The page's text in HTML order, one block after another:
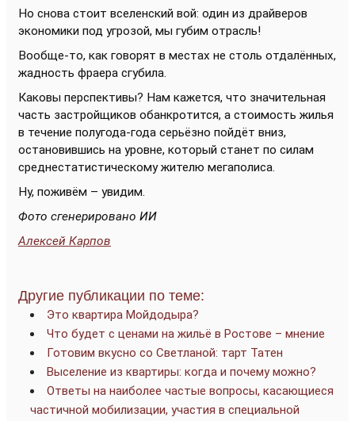
Но снова стоит вселенский вой: один из драйверов
экономики под угрозой, мы губим отрасль!
Вообще-то, как говорят в местах не столь отдалённых,
жадность фраера сгубила.
Каковы перспективы? Нам кажется, что значительная
часть застройщиков обанкротится, а стоимость жилья
в течение полугода-года серьёзно пойдёт вниз,
остановившись на уровне, который станет по силам
среднестатистическому жителю мегаполиса.
Ну, поживём – увидим.
Фото сгенерировано ИИ
Алексей Карпов
Другие публикации по теме:
Это квартира Мойдодыра?
Что будет с ценами на жильё в Ростове – мнение
Готовим вкусно со Светланой: тарт Татен
Выселение из квартиры: когда и почему можно?
Ответы на наиболее частые вопросы, касающиеся
частичной мобилизации, участия в специальной